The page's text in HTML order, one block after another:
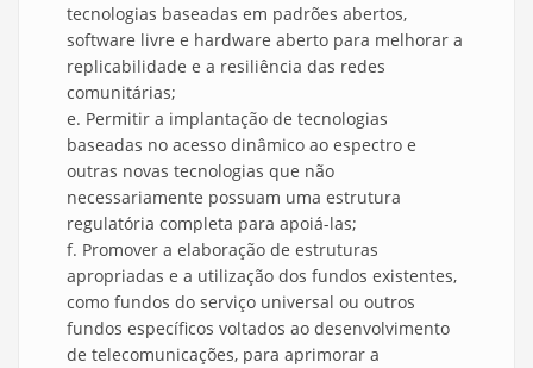
tecnologias baseadas em padrões abertos,
software livre e hardware aberto para melhorar a
replicabilidade e a resiliência das redes
comunitárias;
e. Permitir a implantação de tecnologias
baseadas no acesso dinâmico ao espectro e
outras novas tecnologias que não
necessariamente possuam uma estrutura
regulatória completa para apoiá-las;
f. Promover a elaboração de estruturas
apropriadas e a utilização dos fundos existentes,
como fundos do serviço universal ou outros
fundos específicos voltados ao desenvolvimento
de telecomunicações, para aprimorar a